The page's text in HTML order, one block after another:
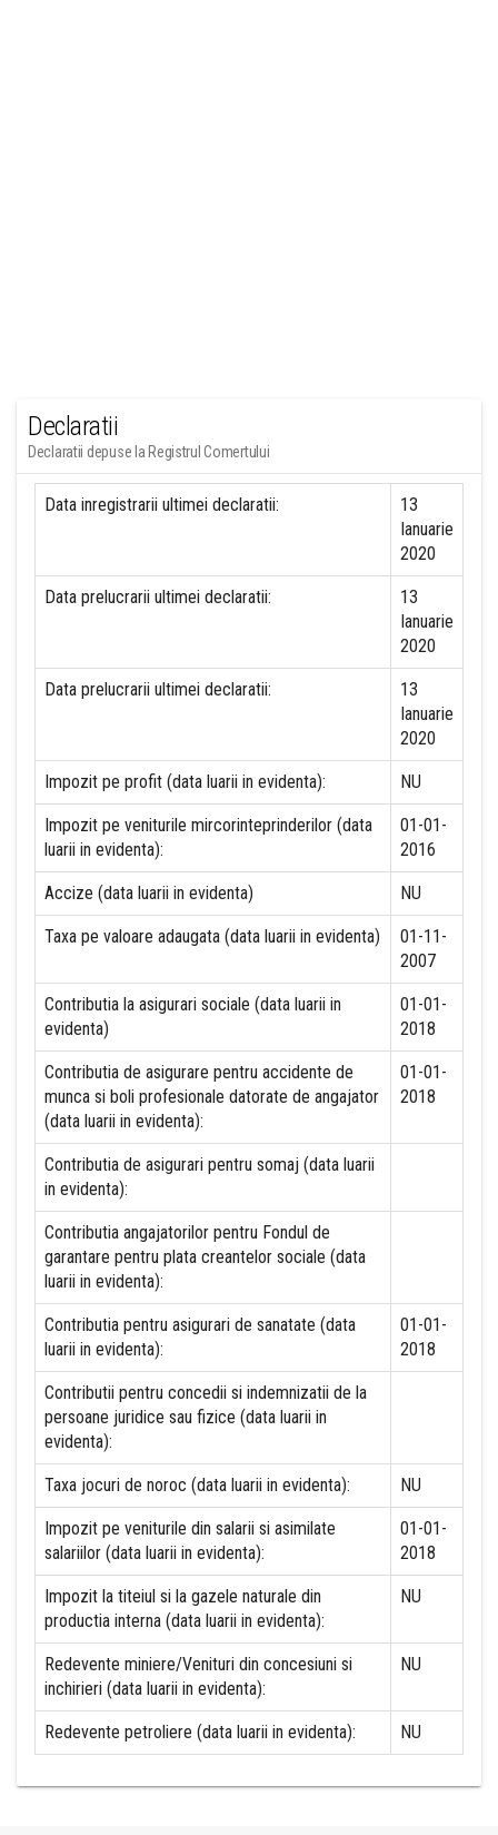
Declaratii
Declaratii depuse la Registrul Comertului
Data inregistrarii ultimei declaratii:
13
Ianuarie
2020
Data prelucrarii ultimei declaratii:
13
Ianuarie
2020
Data prelucrarii ultimei declaratii:
13
Ianuarie
2020
Impozit pe profit (data luarii in evidenta): NU
Impozit pe veniturile mircorinteprinderilor (data
luarii in evidenta):
01-01-
2016
Accize (data luarii in evidenta) NU
Taxa pe valoare adaugata (data luarii in evidenta)
01-11-
2007
Contributia la asigurari sociale (data luarii in
evidenta)
01-01-
2018
Contributia de asigurare pentru accidente de
munca si boli profesionale datorate de angajator
(data luarii in evidenta):
01-01-
2018
Contributia de asigurari pentru somaj (data luarii
in evidenta):
Contributia angajatorilor pentru Fondul de
garantare pentru plata creantelor sociale (data
luarii in evidenta):
Contributia pentru asigurari de sanatate (data
luarii in evidenta):
01-01-
2018
Contributii pentru concedii si indemnizatii de la
persoane juridice sau fizice (data luarii in
evidenta):
Taxa jocuri de noroc (data luarii in evidenta): NU
Impozit pe veniturile din salarii si asimilate
salariilor (data luarii in evidenta):
01-01-
2018
Impozit la titeiul si la gazele naturale din
productia interna (data luarii in evidenta):
NU
Redevente miniere/Venituri din concesiuni si
inchirieri (data luarii in evidenta):
NU
Redevente petroliere (data luarii in evidenta): NU